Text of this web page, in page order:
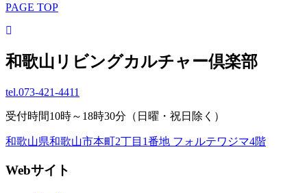
PAGE TOP
和歌山リビングカルチャー倶楽部
tel.073-421-4411
受付時間10時～18時30分（日曜・祝日除く）
和歌山県和歌山市本町2丁目1番地 フォルテワジマ4階
Webサイト